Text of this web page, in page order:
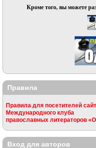
Кроме того, вы можете
Правила
Правила для посетителей
Международного клуба
православных литераторов
Вход для авторов